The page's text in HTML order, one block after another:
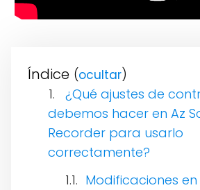
Índice ( )
¿Qué ajustes de
debemos hacer en Az
Recorder para usarlo
correctamente?
Modificaciones en